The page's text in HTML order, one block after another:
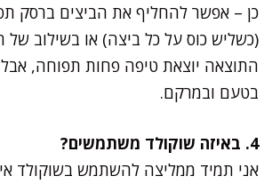
כן – אפשר להחליף את הביצים ברסק
(כשליש כוס על כל ביצה) או בשילוב של
התוצאה יוצאת טיפה פחות תפוחה,
בטעם ובמרקם.
4. באיזה שוקולד משתמשים?
אני תמיד ממליצה להשתמש בשוקולד